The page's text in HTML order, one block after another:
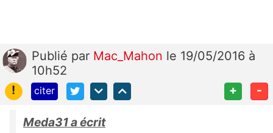
Publié par Mac_Mahon le 19/05/2016 à
10h52
!
citer + -
Meda31 a écrit